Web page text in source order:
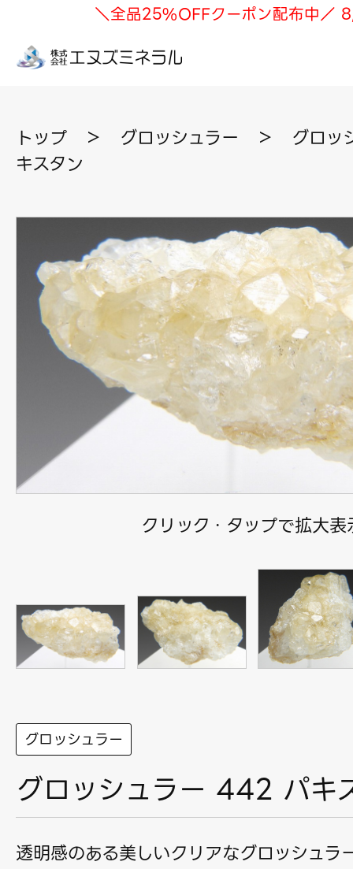
＼全品25%OFFクーポン配布中／
トップ ＞ グロッシュラー ＞
グロ
キスタン
クリック・タップで拡大表
グロッシュラー
グロッシュラー 442 パキ
透明感のある美しいクリアなグロッシュラ